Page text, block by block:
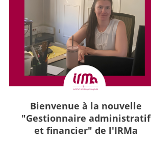
Bienvenue à la nouvelle
"Gestionnaire administratif
et financier" de l'IRMa